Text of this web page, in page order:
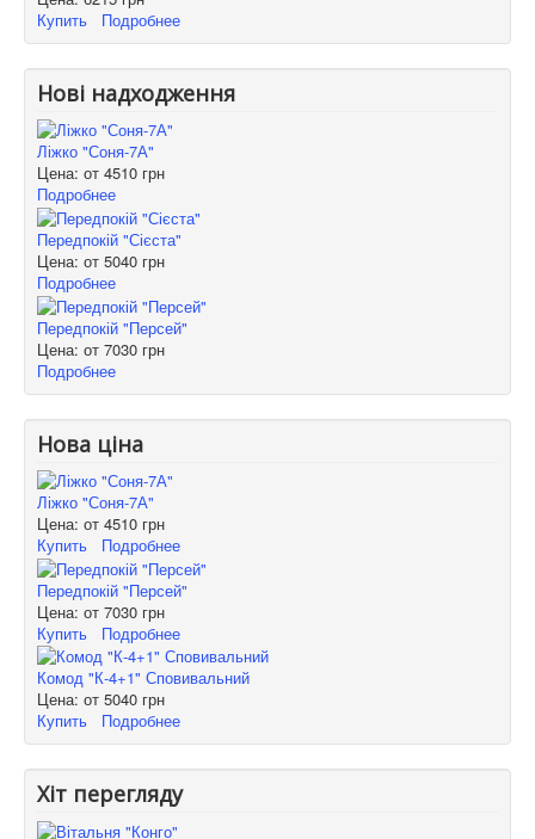
Купить
Подробнее
Нові надходження
Ліжко "Соня-7А"
Цена: от 4510 грн
Подробнее
Передпокій "Сієста"
Цена: от 5040 грн
Подробнее
Передпокій "Персей"
Цена: от 7030 грн
Подробнее
Нова ціна
Ліжко "Соня-7А"
Цена: от 4510 грн
Купить
Подробнее
Передпокій "Персей"
Цена: от 7030 грн
Купить
Подробнее
Комод "К-4+1" Сповивальний
Цена: от 5040 грн
Купить
Подробнее
Хіт перегляду